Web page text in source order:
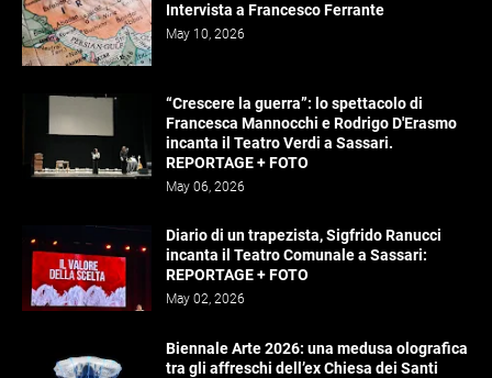
Intervista a Francesco Ferrante
May 10, 2026
“Crescere la guerra”: lo spettacolo di
Francesca Mannocchi e Rodrigo D'Erasmo
incanta il Teatro Verdi a Sassari.
REPORTAGE + FOTO
May 06, 2026
Diario di un trapezista, Sigfrido Ranucci
incanta il Teatro Comunale a Sassari:
REPORTAGE + FOTO
May 02, 2026
Biennale Arte 2026: una medusa olografica
tra gli affreschi dell’ex Chiesa dei Santi